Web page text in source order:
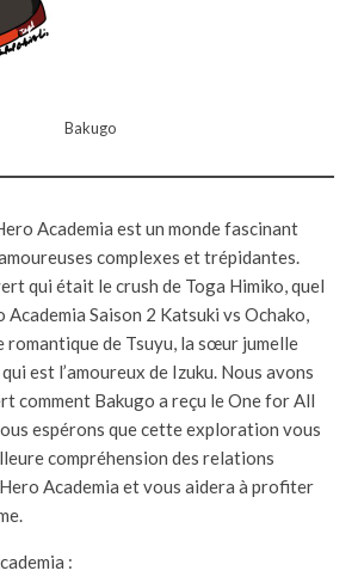
Bakugo
Academia est un monde fascinant
complexes et trépidantes.
qui était le crush de Toga Himiko, quel
Saison 2 Katsuki vs Ochako,
romantique de Tsuyu, la sœur jumelle
est l’amoureux de Izuku. Nous avons
comment Bakugo a reçu le One for All
espérons que cette exploration vous
compréhension des relations
Academia et vous aidera à profiter
: